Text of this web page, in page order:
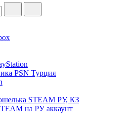
PSN Турция
STEAM РУ, КЗ
на РУ аккаунт